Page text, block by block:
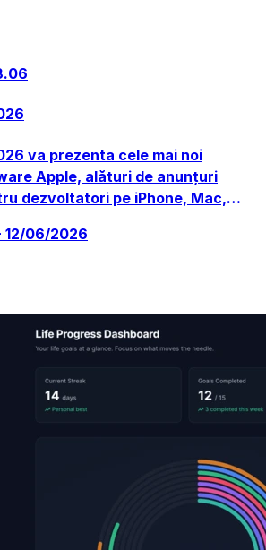
va prezenta cele mai noi
Apple, alături de anunțuri
dezvoltatori pe iPhone, Mac,
12/06/2026